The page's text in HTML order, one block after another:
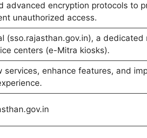
advanced encryption protocols to
unauthorized access.
(sso.rajasthan.gov.in), a dedicated
centers (e-Mitra kiosks).
enhance features, and